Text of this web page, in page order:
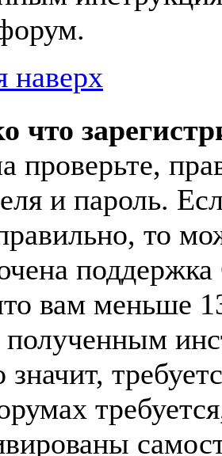
наверх
что
проверьте,
и пароль.
то
вам меньше
полученным
значит,